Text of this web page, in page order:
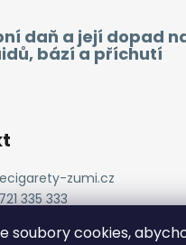
soubory cookies,
daň a její dopad
bází a příchutí
ecigarety-zumi.cz
335 333